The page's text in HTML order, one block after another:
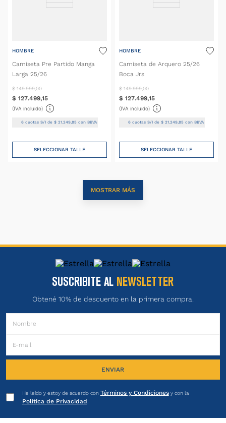
HOMBRE
Camiseta Pre Partido Manga
Larga 25/26
$ 149.999,00
$ 127.499,15
(IVA incluido)
6 cuotas S/I de$ 21.249,85 con BBVA
SELECCIONAR TALLE
HOMBRE
Camiseta de Arquero 25/26
Boca Jrs
$ 149.999,00
$ 127.499,15
(IVA incluido)
6cuotas S/I de $ 21.249,85con BBVA
SELECCIONAR TALLE
MOSTRAR MÁS
SUSCRIBITE AL NEWSLETTER
Obtené 10% de descuento en la primera compra.
ENVIAR
He leído y estoy de acuerdo con Términos y Condicionesy con la
Política de Privacidad.